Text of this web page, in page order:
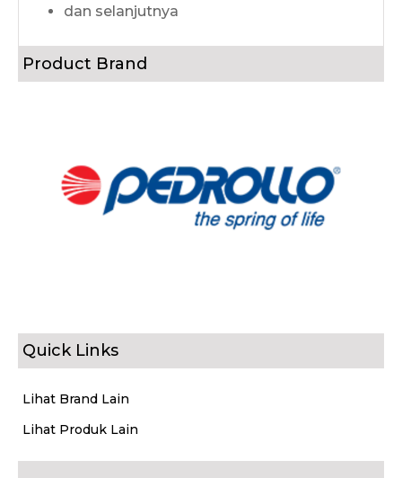
dan selanjutnya
Product Brand
Quick Links
Lihat Brand Lain
Lihat Produk Lain